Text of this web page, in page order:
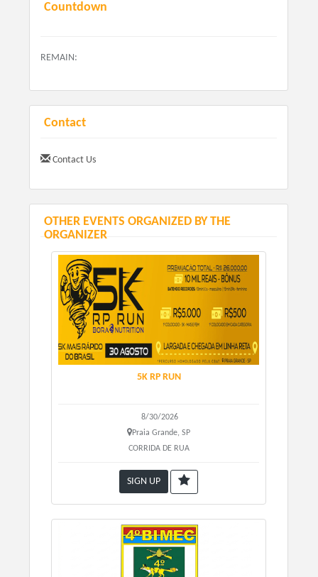
SOBRE O EVENTO:
Turística do Morro do Saboó, 112 - Saboó, São Roque -
SP, 18132-680
Data e hora: 01/06/2025 às 8h00.
Distâncias:
- Corrida 7KM
- Corrida 5.5KM
- Caminhada 5.5KM
KIT COMPLETO COM CAMISETA - R$149,00
KIT BÁSICO SEM CAMISETA - R$99,00
A entrega do Kit será realizado no dia do evento no
Pesqueiro.
a) Número de Peito de uso obrigatório e intransferível;
Countdown
REMAIN:
Contact
Contact Us
OTHER EVENTS ORGANIZED BY THE
ORGANIZER
5K RP RUN
8/30/2026
Praia Grande, SP
CORRIDA DE RUA
SIGN UP